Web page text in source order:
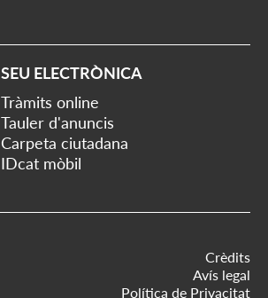
SEU ELECTRÒNICA
Tràmits online
Tauler d'anuncis
Carpeta ciutadana
IDcat mòbil
Crèdits
Avís legal
Política de Privacitat